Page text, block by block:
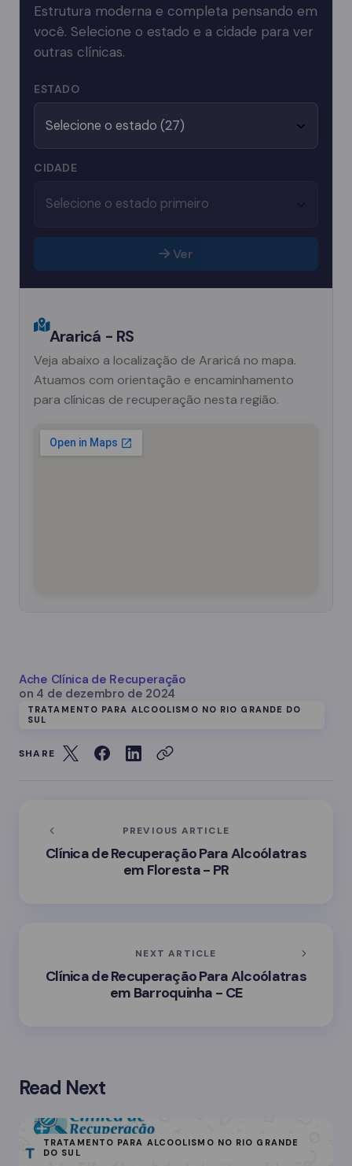
Estrutura moderna e completa pensando em
você. Selecione o estado e a cidade para ver
outras clínicas.
ESTADO
CIDADE
Ver
Araricá - RS
Veja abaixo a localização de Araricá no mapa.
Atuamos com orientação e encaminhamento
para clínicas de recuperação nesta região.
Ache Clínica de Recuperação
on 4 de dezembro de 2024
TRATAMENTO PARA ALCOOLISMO NO RIO GRANDE DO
SUL
SHARE
PREVIOUS ARTICLE
Clínica de Recuperação Para Alcoólatras
em Floresta - PR
NEXT ARTICLE
Clínica de Recuperação Para Alcoólatras
em Barroquinha - CE
Read Next
TRATAMENTO PARA ALCOOLISMO NO RIO GRANDE
DO SUL